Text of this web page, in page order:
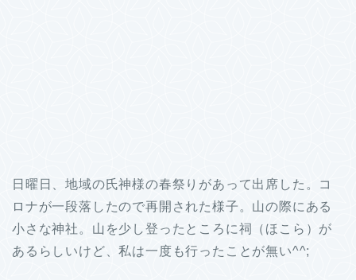
日曜日、地域の氏神様の春祭りがあって出席した。コ
ロナが一段落したので再開された様子。山の際にある
小さな神社。山を少し登ったところに祠（ほこら）が
あるらしいけど、私は一度も行ったことが無い^^;